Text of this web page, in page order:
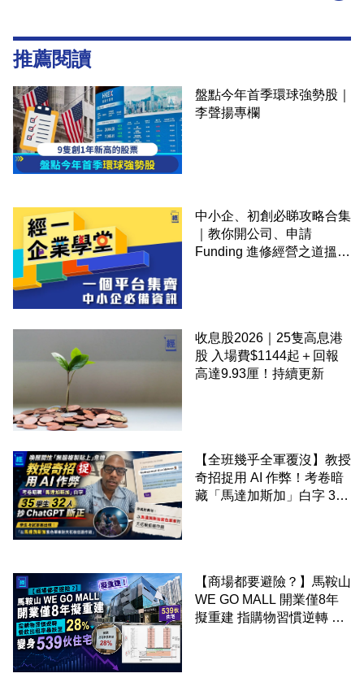
推薦閱讀
盤點今年首季環球強勢股｜
李聲揚專欄
中小企、初創必睇攻略合集
｜教你開公司、申請
Funding 進修經營之道搵大
收息股2026｜25隻高息港
股 入場費$1144起＋回報
高達9.93厘！持續更新
【全班幾乎全軍覆沒】教授
奇招捉用 AI 作弊！考卷暗
藏「馬達加斯加」白字 35
【商場都要避險？】馬鞍山
WE GO MALL 開業僅8年
擬重建 指購物習慣逆轉 餐